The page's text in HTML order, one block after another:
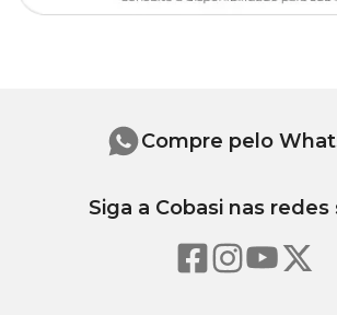
Compre pelo
Siga a Cobasi nas redes